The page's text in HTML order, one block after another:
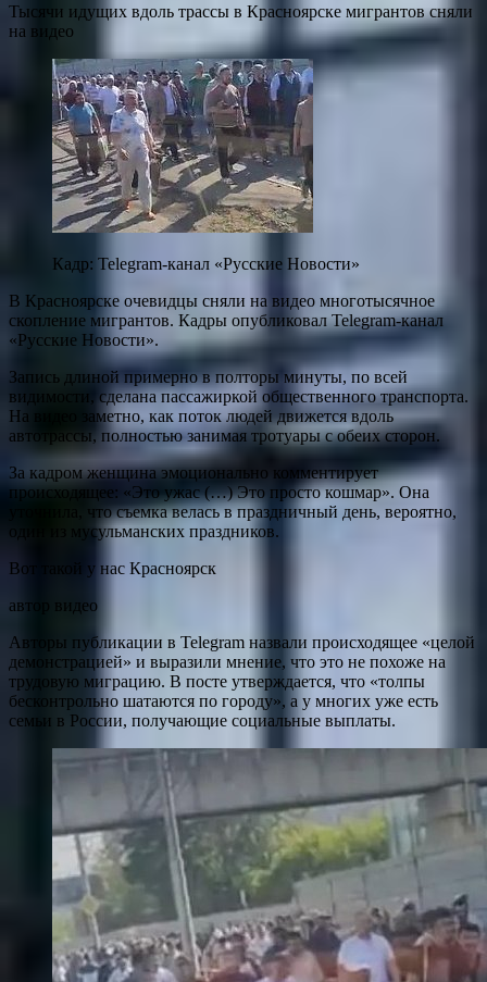
Тысячи идущих вдоль трассы в Красноярске мигрантов сняли
на видео
Кадр: Telegram-канал «Русские Новости»
В Красноярске очевидцы сняли на видео многотысячное
скопление мигрантов. Кадры опубликовал Telegram-канал
«Русские Новости».
Запись длиной примерно в полторы минуты, по всей
видимости, сделана пассажиркой общественного транспорта.
На видео заметно, как поток людей движется вдоль
автотрассы, полностью занимая тротуары с обеих сторон.
За кадром женщина эмоционально комментирует
происходящее: «Это ужас (…) Это просто кошмар». Она
уточнила, что съемка велась в праздничный день, вероятно,
один из мусульманских праздников.
Вот такой у нас Красноярск
автор видео
Авторы публикации в Telegram назвали происходящее «целой
демонстрацией» и выразили мнение, что это не похоже на
трудовую миграцию. В посте утверждается, что «толпы
бесконтрольно шатаются по городу», а у многих уже есть
семьи в России, получающие социальные выплаты.